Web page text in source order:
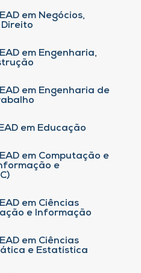
em Negócios,
em Engenharia,
em Engenharia de
em Educação
em Computação e
e
em Ciências
e Informação
em Ciências
e Estatística